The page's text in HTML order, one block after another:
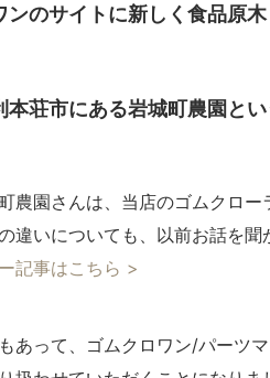
ンのサイトに新しく食品原
本荘市にある岩城町農園と
農園さんは、当店のゴムクロ
違いについても、以前お話を聞
記事はこちら >
あって、ゴムクロワン/パーツ